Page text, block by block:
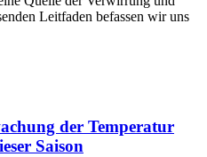
Leitfaden befassen wir uns
der Temperatur
Saison